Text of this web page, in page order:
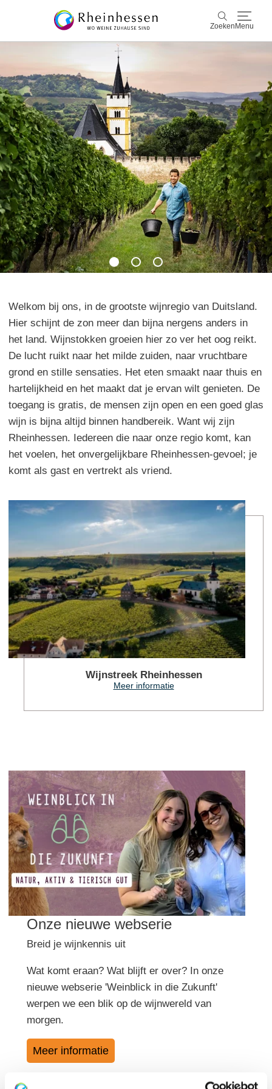
Zoeken Menu
wijn & gastronomie
actief & natuur
Cultuur & Steden
Events
reservering & service
Rheinhessen-Blog kaart
Welkom bij ons, in de grootste wijnregio van Duitsland.
Hier schijnt de zon meer dan bijna nergens anders in
het land. Wijnstokken groeien hier zo ver het oog reikt.
De lucht ruikt naar het milde zuiden, naar vruchtbare
grond en stille sensaties. Het eten smaakt naar thuis en
hartelijkheid en het maakt dat je ervan wilt genieten. De
toegang is gratis, de mensen zijn open en een goed glas
wijn is bijna altijd binnen handbereik. Want wij zijn
Rheinhessen. Iedereen die naar onze regio komt, kan
het voelen, het onvergelijkbare Rheinhessen-gevoel; je
komt als gast en vertrekt als vriend.
Wijnstreek Rheinhessen
Meer informatie
Onze nieuwe webserie
Breid je wijnkennis uit
Wat komt eraan? Wat blijft er over? In onze
nieuwe webserie 'Weinblick in die Zukunft'
werpen we een blik op de wijnwereld van
morgen.
Meer informatie